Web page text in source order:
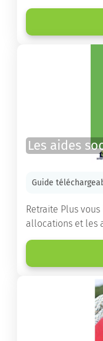
choisir la
Les aides
Guide
Retraite Plus
allocations et les
âgées ont droit
de retraite ou un